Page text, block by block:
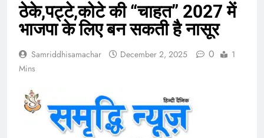
ठेके,पट्टे,कोटे की “चाहत” 2027 में
भाजपा के लिए बन सकती है नासूर
Samriddhisamachar December 2, 2025 0
1
Mins